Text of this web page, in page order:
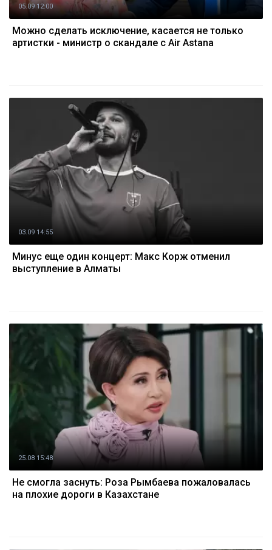
05.09 12:00
Можно сделать исключение, касается не только
артистки - министр о скандале с Air Astana
03.09 14:55
Минус еще один концерт: Макс Корж отменил
выступление в Алматы
25.08 15:48
Не смогла заснуть: Роза Рымбаева пожаловалась
на плохие дороги в Казахстане